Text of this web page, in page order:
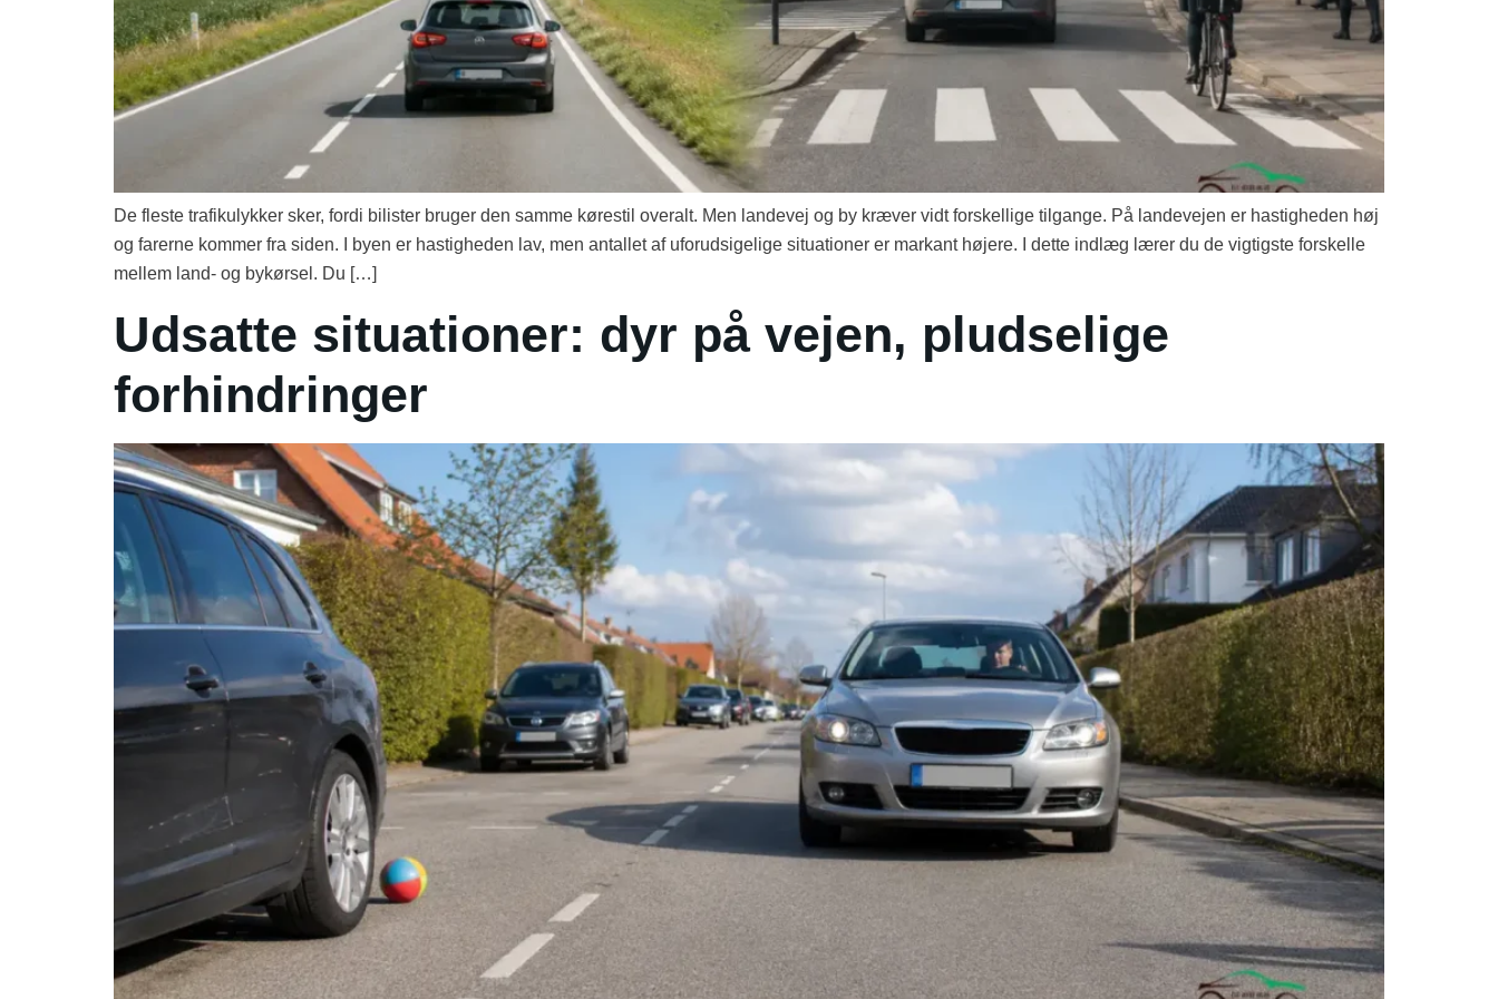
De fleste trafikulykker sker, fordi bilister bruger den samme kørestil overalt. Men landevej og by kræver vidt forskellige tilgange. På landevejen er hastigheden høj
og farerne kommer fra siden. I byen er hastigheden lav, men antallet af uforudsigelige situationer er markant højere. I dette indlæg lærer du de vigtigste forskelle
mellem land- og bykørsel. Du […]
Udsatte situationer: dyr på vejen, pludselige
forhindringer